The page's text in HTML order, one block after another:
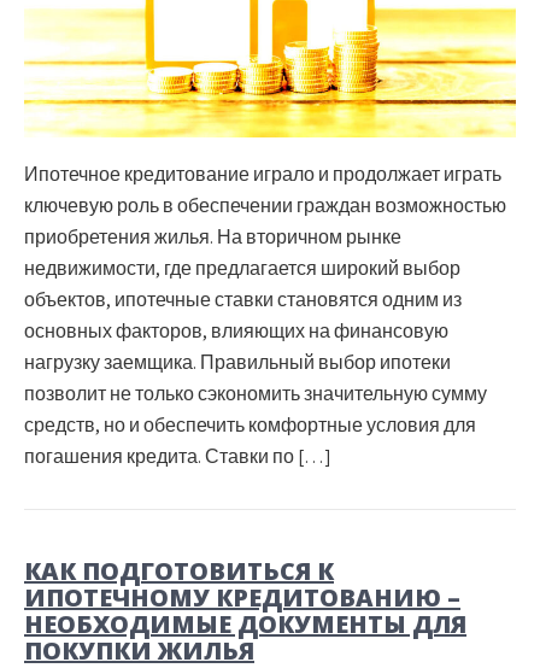
Ипотечное кредитование играло и продолжает играть
ключевую роль в обеспечении граждан возможностью
приобретения жилья. На вторичном рынке
недвижимости, где предлагается широкий выбор
объектов, ипотечные ставки становятся одним из
основных факторов, влияющих на финансовую
нагрузку заемщика. Правильный выбор ипотеки
позволит не только сэкономить значительную сумму
средств, но и обеспечить комфортные условия для
погашения кредита. Ставки по […]
КАК ПОДГОТОВИТЬСЯ К
ИПОТЕЧНОМУ КРЕДИТОВАНИЮ –
НЕОБХОДИМЫЕ ДОКУМЕНТЫ ДЛЯ
ПОКУПКИ ЖИЛЬЯ